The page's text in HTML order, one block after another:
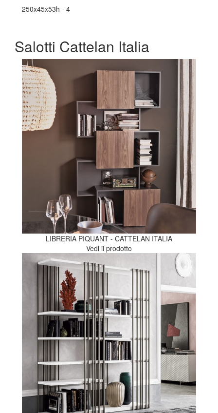
250x45x53h - 4
Salotti Cattelan Italia
LIBRERIA PIQUANT - CATTELAN ITALIA
Vedi il prodotto